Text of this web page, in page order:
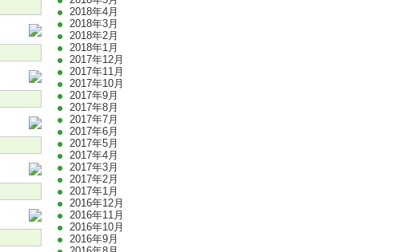
2018年4月
2018年3月
2018年2月
2018年1月
2017年12月
2017年11月
2017年10月
2017年9月
2017年8月
2017年7月
2017年6月
2017年5月
2017年4月
2017年3月
2017年2月
2017年1月
2016年12月
2016年11月
2016年10月
2016年9月